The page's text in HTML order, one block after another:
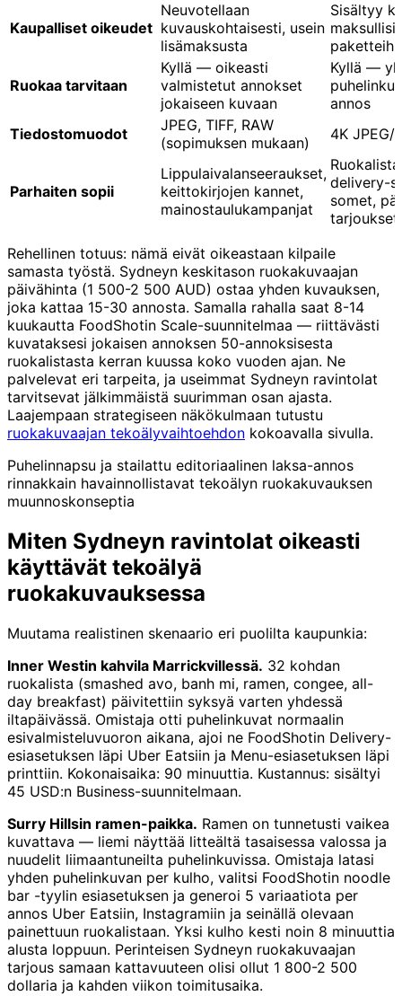
Kaupalliset oikeudet
Neuvotellaan
kuvauskohtaisesti, usein
lisämaksusta
Sisältyy
Ruokaa tarvitaan
Kyllä — oikeasti
valmistetut annokset
jokaiseen kuvaan
Kyllä —
annos
Tiedostomuodot
JPEG, TIFF, RAW
(sopimuksen mukaan)
4K JPEG/
Parhaiten sopii
Lippulaivalanseeraukset,
keittokirjojen kannet,
mainostaulu­kampanjat
delivery-
somet,
tarjoukset
Rehellinen totuus: nämä eivät oikeastaan kilpaile
samasta työstä. Sydneyn keskitason ruokakuvaajan
päivähinta (1 500-2 500 AUD) ostaa yhden kuvauksen,
joka kattaa 15-30 annosta. Samalla rahalla saat 8-14
kuukautta FoodShotin Scale-suunnitelmaa — riittävästi
kuvataksesi jokaisen annoksen 50-annoksisesta
ruokalistasta kerran kuussa koko vuoden ajan. Ne
palvelevat eri tarpeita, ja useimmat Sydneyn ravintolat
tarvitsevat jälkimmäistä suurimman osan ajasta.
Laajempaan strategiseen näkökulmaan tutustu
ruokakuvaajan tekoälyvaihtoehdon kokoavalla sivulla.
Puhelinnapsu ja stailattu editoriaalinen laksa-annos
rinnakkain havainnollistavat tekoälyn ruokakuvauksen
muunnoskonseptia
Miten Sydneyn ravintolat oikeasti
käyttävät tekoälyä
ruokakuvauksessa
Muutama realistinen skenaario eri puolilta kaupunkia:
Inner Westin kahvila Marrickvillessä. 32 kohdan
ruokalista (smashed avo, banh mi, ramen, congee, all-
day breakfast) päivitettiin syksyä varten yhdessä
iltapäivässä. Omistaja otti puhelinkuvat normaalin
esivalmistelu­vuoron aikana, ajoi ne FoodShotin Delivery-
esiasetuksen läpi Uber Eatsiin ja Menu-esiasetuksen läpi
printtiin. Kokonaisaika: 90 minuuttia. Kustannus: sisältyi
45 USD:n Business-suunnitelmaan.
Surry Hillsin ramen-paikka. Ramen on tunnetusti vaikea
kuvattava — liemi näyttää litteältä tasaisessa valossa ja
nuudelit liimaantuneilta puhelinkuvissa. Omistaja latasi
yhden puhelinkuvan per kulho, valitsi FoodShotin noodle
bar -tyylin esiasetuksen ja generoi 5 variaatiota per
annos Uber Eatsiin, Instagramiin ja seinällä olevaan
painettuun ruokalistaan. Yksi kulho kesti noin 8 minuuttia
alusta loppuun. Perinteisen Sydneyn ruokakuvaajan
tarjous samaan kattavuuteen olisi ollut 1 800-2 500
dollaria ja kahden viikon toimitusaika.